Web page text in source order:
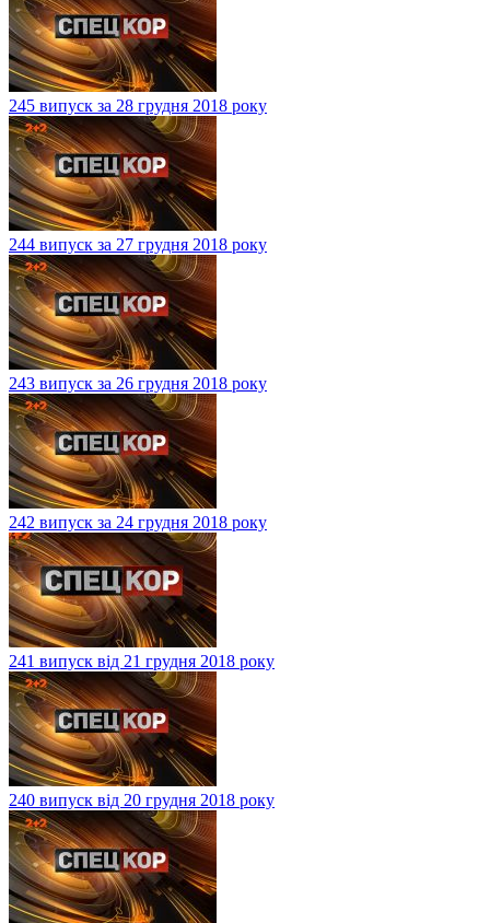
245 випуск за 28 грудня 2018 року
244 випуск за 27 грудня 2018 року
243 випуск за 26 грудня 2018 року
242 випуск за 24 грудня 2018 року
241 випуск від 21 грудня 2018 року
240 випуск від 20 грудня 2018 року